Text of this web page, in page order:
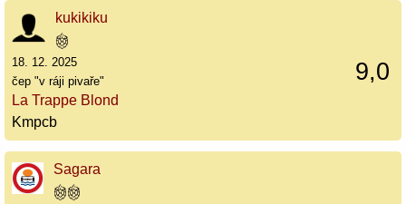
kukikiku
9,0
18. 12. 2025
čep "v ráji pivaře"
La Trappe Blond
Kmpcb
Sagara